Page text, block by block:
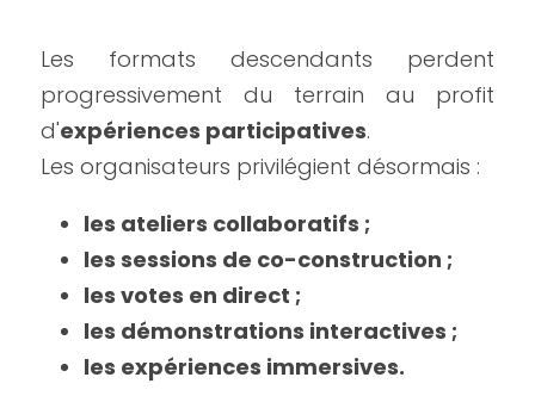
Les formats descendants perdent
progressivement du terrain au profit
d'expériences participatives.
Les organisateurs privilégient désormais :
les ateliers collaboratifs ;
les sessions de co-construction ;
les votes en direct ;
les démonstrations interactives ;
les expériences immersives.